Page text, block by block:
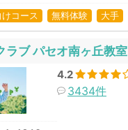
コース 無料体験 大手
ラブ パセオ南ヶ丘教室
4.2
3434件